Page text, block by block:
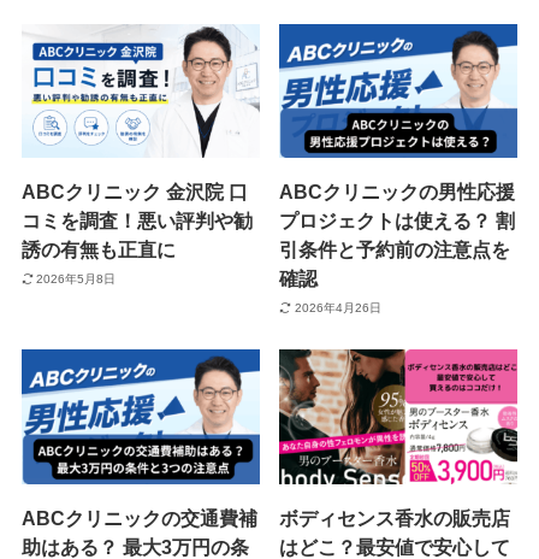
ABCクリニック 金沢院 口
コミを調査！悪い評判や勧
誘の有無も正直に
2026年5月8日
ABCクリニックの男性応援
プロジェクトは使える？ 割
引条件と予約前の注意点を
確認
2026年4月26日
ABCクリニックの交通費補
助はある？ 最大3万円の条
ボディセンス香水の販売店
はどこ？最安値で安心して